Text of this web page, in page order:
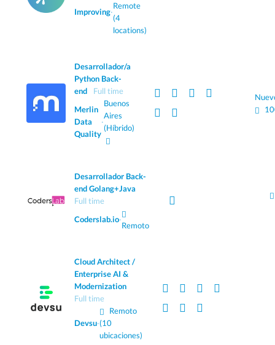
Improving·
Remote
(4
locations)
Desarrollador/a
Python Back-
end
Full time
Merlin
Data
Quality
·
Buenos
Aires
(Híbrido)
Desarrollador Back-
end Golang+Java
Full time
Coderslab.io·
Remoto
Cloud Architect /
Enterprise AI &
Modernization
Full time
Devsu·
Remoto
(10
ubicaciones)